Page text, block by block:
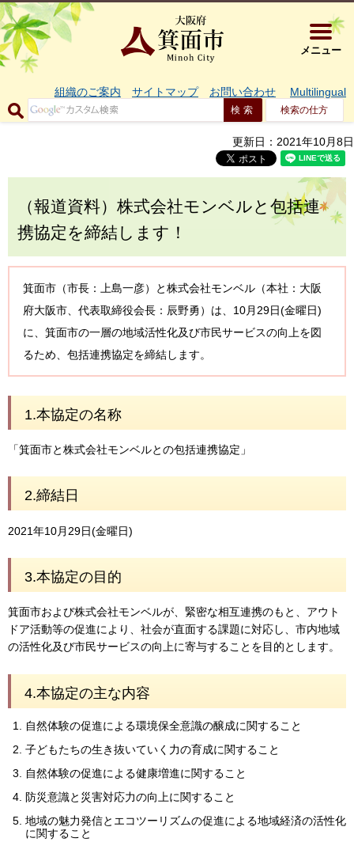
大阪府箕
メニュー
組織のご案内 サイトマップ お問い合わせ Multilingual
検索の仕方
更新日：2021年10月8日
（報道資料）株式会社モンベルと包括連
携協定を締結します！
箕面市（市長：上島一彦）と株式会社モンベル（本社：大阪
府大阪市、代表取締役会長：辰野勇）は、10月29日(金曜日)
に、箕面市の一層の地域活性化及び市民サービスの向上を図
るため、包括連携協定を締結します。
1.本協定の名称
「箕面市と株式会社モンベルとの包括連携協定」
2.締結日
2021年10月29日(金曜日)
3.本協定の目的
箕面市および株式会社モンベルが、緊密な相互連携のもと、アウト
ドア活動等の促進により、社会が直面する課題に対応し、市内地域
の活性化及び市民サービスの向上に寄与することを目的とします。
4.本協定の主な内容
自然体験の促進による環境保全意識の醸成に関すること
子どもたちの生き抜いていく力の育成に関すること
自然体験の促進による健康増進に関すること
防災意識と災害対応力の向上に関すること
地域の魅力発信とエコツーリズムの促進による地域経済の活性化
に関すること